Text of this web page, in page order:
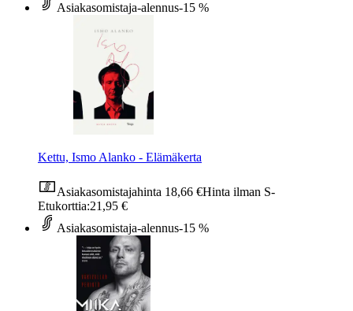
Asiakasomistaja-alennus-15 %
Kettu, Ismo Alanko - Elämäkerta
Asiakasomistajahinta 18,66 €Hinta ilman S-
Etukorttia:21,95 €
Asiakasomistaja-alennus-15 %